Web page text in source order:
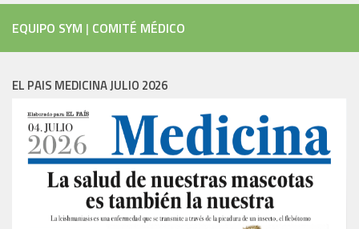
EQUIPO SYM | COMITÉ MÉDICO
EL PAIS MEDICINA JULIO 2026